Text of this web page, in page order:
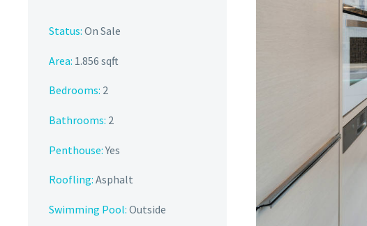
Status: On Sale
Area: 1.856 sqft
Bedrooms: 2
Bathrooms: 2
Penthouse:Yes
Roofling: Asphalt
Swimming Pool: Outside